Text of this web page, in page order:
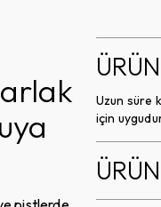
Uzun süre
için